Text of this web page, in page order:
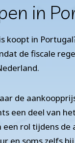
in
koopt in
de fiscale
de
een deel van
rol tijdens de